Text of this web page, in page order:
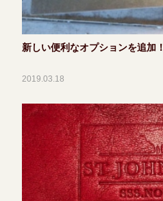
新しい便利なオプションを追加
2019.03.18